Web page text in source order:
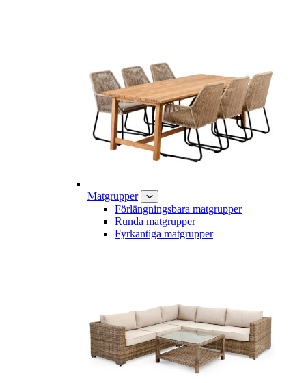
Matgrupper
Förlängningsbara matgrupper
Runda matgrupper
Fyrkantiga matgrupper